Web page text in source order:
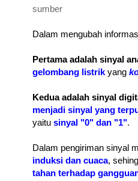
sumber
Dalam mengubah
Pertama adalah sinyal
gelombang listrik yang
Kedua adalah sinyal
menjadi sinyal yang
yaitu sinyal "0" dan "1".
Dalam pengiriman sinyal
induksi dan cuaca,
tahan terhadap